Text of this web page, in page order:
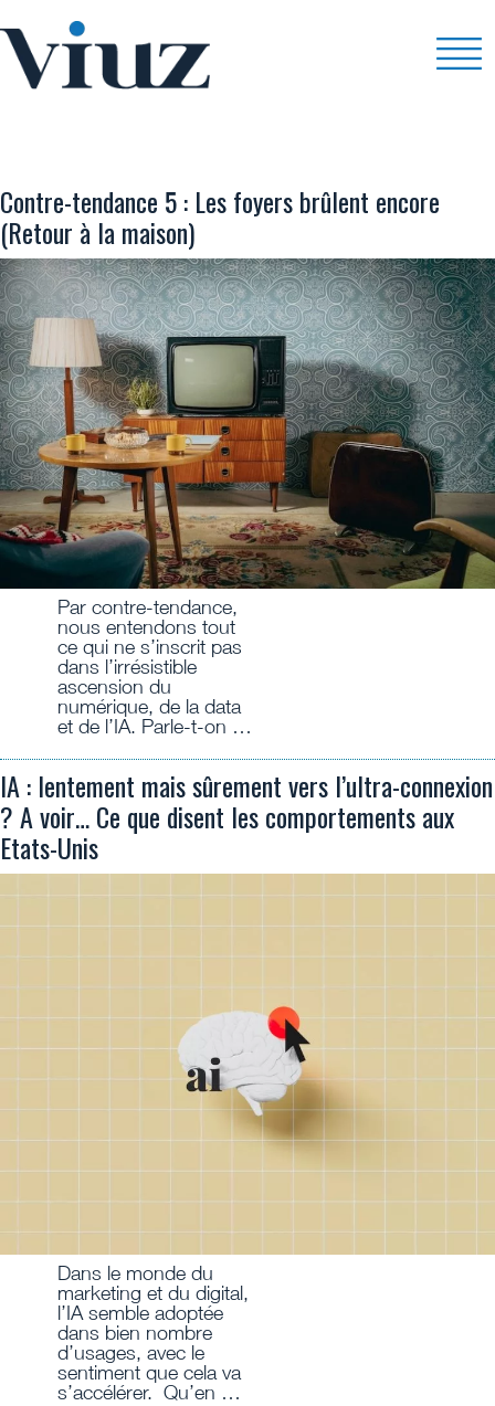
Contre-tendance 5 : Les foyers brûlent encore
(Retour à la maison)
Par contre-tendance,
nous entendons tout
ce qui ne s’inscrit pas
dans l’irrésistible
ascension du
numérique, de la data
et de l’IA. Parle-t-on …
IA : lentement mais sûrement vers l’ultra-connexion
? A voir… Ce que disent les comportements aux
Etats-Unis
Dans le monde du
marketing et du digital,
l’IA semble adoptée
dans bien nombre
d’usages, avec le
sentiment que cela va
s’accélérer. Qu’en …